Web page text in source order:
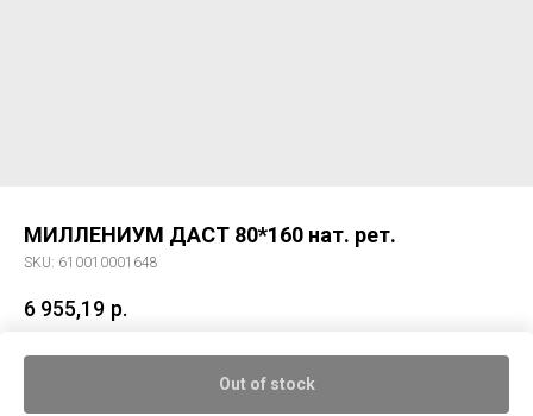
МИЛЛЕНИУМ ДАСТ 80*160 нат. рет.
SKU: 610010001648
6 955,19 р.
Out of stock
Керам. гранит МИЛЛЕНИУМ ДАСТ 80*160 нат. рет.